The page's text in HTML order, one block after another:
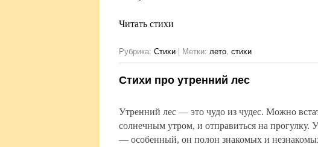
Читать стихи
Рубрика: Стихи | Метки: лето, стихи
Стихи про утренний лес
Утренний лес — это чудо из чудес. Можно
солнечным утром, и отправиться на прогулку.
— особенный, он полон знакомых и